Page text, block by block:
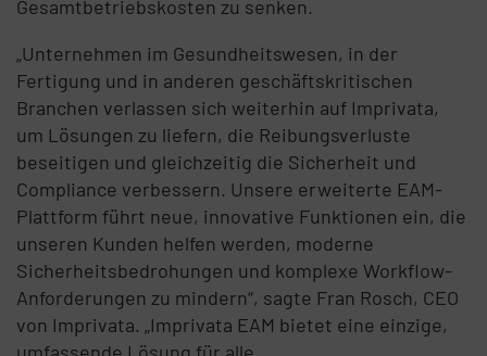
Gesamtbetriebskosten zu senken.
„Unternehmen im Gesundheitswesen, in der
Fertigung und in anderen geschäftskritischen
Branchen verlassen sich weiterhin auf Imprivata,
um Lösungen zu liefern, die Reibungsverluste
beseitigen und gleichzeitig die Sicherheit und
Compliance verbessern. Unsere erweiterte EAM-
Plattform führt neue, innovative Funktionen ein, die
unseren Kunden helfen werden, moderne
Sicherheitsbedrohungen und komplexe Workflow-
Anforderungen zu mindern“, sagte Fran Rosch, CEO
von Imprivata. „Imprivata EAM bietet eine einzige,
umfassende Lösung für alle